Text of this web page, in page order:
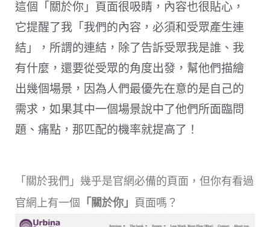
這個「關於你」頁面很吸睛，內容也很貼心，
它提醒了我「我們的內容，必須和受眾產生連
結」，所謂的連結，除了告訴受眾我是誰、我
有什麼，還要從受眾的角度出發，幫他們描繪
出幾個場景，因為人們最優先在意的是自己的
需求，如果其中一個場景說中了他們所面臨問
題、痛點，那匹配的機率就提高了！
「關於我們」幾乎是官網必備的頁面，但你有看過
官網上有一個 「關於你」 頁面嗎？